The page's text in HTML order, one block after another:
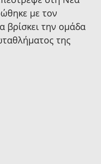
με τον
βρίσκει την ομάδα
της